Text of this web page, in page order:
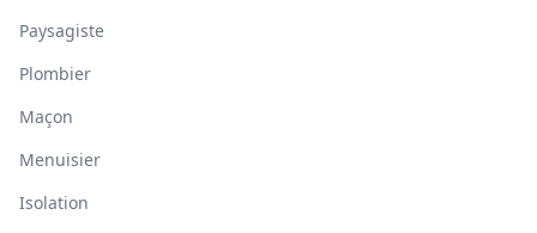
Paysagiste
Plombier
Maçon
Menuisier
Isolation